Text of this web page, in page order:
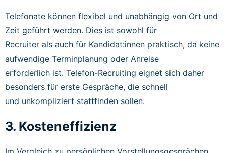
Telefonate können flexibel und unabhängig von Ort und
Zeit geführt werden. Dies ist sowohl für
Recruiter als auch für Kandidat:innen praktisch, da keine
aufwendige Terminplanung oder Anreise
erforderlich ist. Telefon-Recruiting eignet sich daher
besonders für erste Gespräche, die schnell
und unkompliziert stattfinden sollen.
3. Kosteneffizienz